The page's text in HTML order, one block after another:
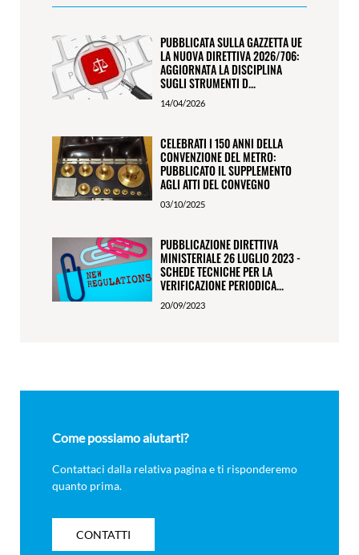
PUBBLICATA SULLA GAZZETTA UE
LA NUOVA DIRETTIVA 2026/706:
AGGIORNATA LA DISCIPLINA
SUGLI STRUMENTI D...
14/04/2026
CELEBRATI I 150 ANNI DELLA
CONVENZIONE DEL METRO:
PUBBLICATO IL SUPPLEMENTO
AGLI ATTI DEL CONVEGNO
03/10/2025
PUBBLICAZIONE DIRETTIVA
MINISTERIALE 26 LUGLIO 2023 -
SCHEDE TECNICHE PER LA
VERIFICAZIONE PERIODICA...
20/09/2023
Come possiamo aiutarti?
Contattaci dalla relativa pagina e ti risponderemo
quanto prima.
CONTATTI